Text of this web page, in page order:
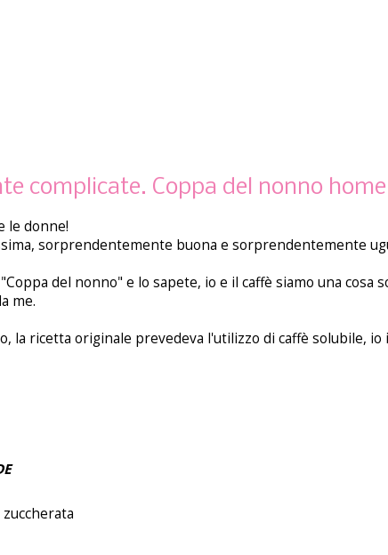
complicate. Coppa del nonno
le donne!
sorprendentemente buona e sorprendentemente
del nonno" e lo sapete, io e il caffè siamo una cosa
me.
la ricetta originale prevedeva l'utilizzo di caffè solubile, io